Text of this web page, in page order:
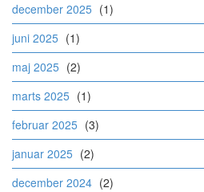
december 2025 (1)
juni 2025 (1)
maj 2025 (2)
marts 2025 (1)
februar 2025 (3)
januar 2025 (2)
december 2024 (2)